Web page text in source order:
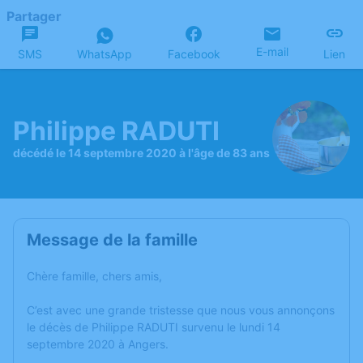
Partager
SMS WhatsApp Facebook E-mail Lien
Philippe RADUTI
décédé le 14 septembre 2020 à l'âge de 83 ans
Message de la famille
Chère famille, chers amis,
C’est avec une grande tristesse que nous vous annonçons
le décès de Philippe RADUTI survenu le lundi 14
septembre 2020 à Angers.